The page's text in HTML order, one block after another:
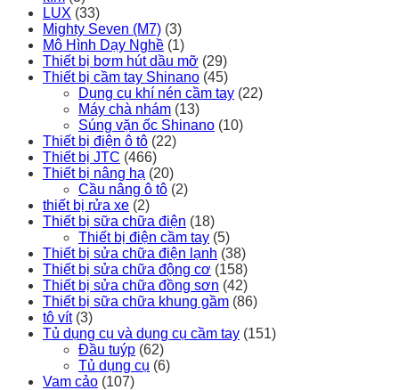
LUX (33)
Mighty Seven (M7) (3)
Mô Hình Dạy Nghề (1)
Thiết bị bơm hút dầu mỡ (29)
Thiết bị cầm tay Shinano (45)
Dụng cụ khí nén cầm tay (22)
Máy chà nhám (13)
Súng vặn ốc Shinano (10)
Thiết bị điện ô tô (22)
Thiết bị JTC (466)
Thiết bị nâng hạ (20)
Cầu nâng ô tô (2)
thiết bị rửa xe (2)
Thiết bị sữa chữa điện (18)
Thiết bị điện cầm tay (5)
Thiết bị sửa chữa điện lạnh (38)
Thiết bị sửa chữa động cơ (158)
Thiết bị sửa chữa đồng sơn (42)
Thiết bị sữa chữa khung gầm (86)
tô vít (3)
Tủ dụng cụ và dụng cụ cầm tay (151)
Đầu tuýp (62)
Tủ dụng cụ (6)
Vam cảo (107)